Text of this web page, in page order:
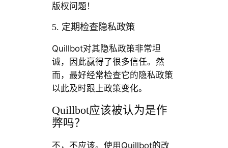
版权问题！
5. 定期检查隐私政策
Quillbot对其隐私政策非常坦
诚，因此赢得了很多信任。然
而，最好经常检查它的隐私政策
以此及时跟上政策变化。
Quillbot应该被认为是作
弊吗？
不，不应该。使用Quillbot的改